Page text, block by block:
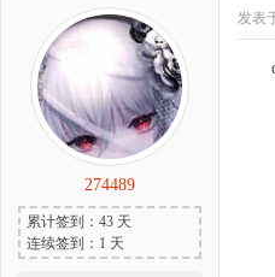
274489
累计签到：43 天
连续签到：1 天
发表